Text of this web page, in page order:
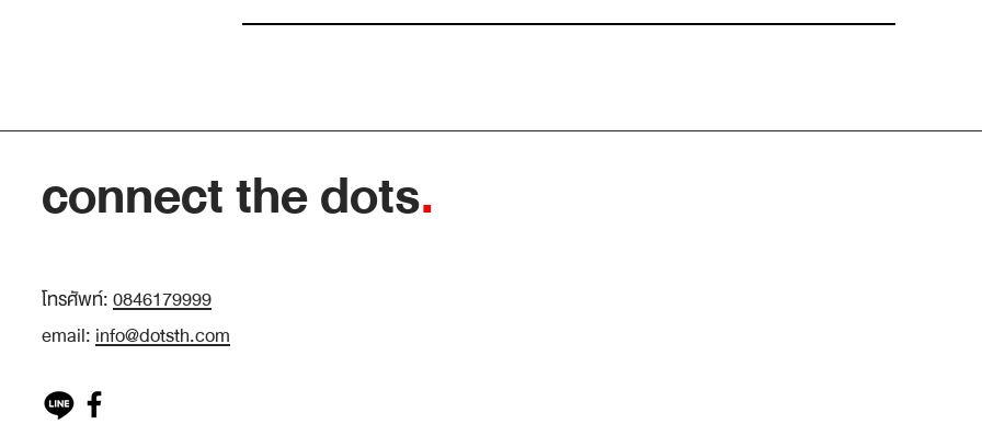
connect the dots.
โทรศัพท์:0846179999
email: info@dotsth.com